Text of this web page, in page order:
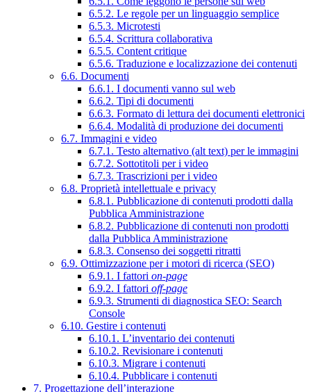
6.5.2. Le regole per un linguaggio semplice
6.5.3. Microtesti
6.5.4. Scrittura collaborativa
6.5.5. Content critique
6.5.6. Traduzione e localizzazione dei contenuti
6.6. Documenti
6.6.1. I documenti vanno sul web
6.6.2. Tipi di documenti
6.6.3. Formato di lettura dei documenti elettronici
6.6.4. Modalità di produzione dei documenti
6.7. Immagini e video
6.7.1. Testo alternativo (alt text) per le immagini
6.7.2. Sottotitoli per i video
6.7.3. Trascrizioni per i video
6.8. Proprietà intellettuale e privacy
6.8.1. Pubblicazione di contenuti prodotti dalla
Pubblica Amministrazione
6.8.2. Pubblicazione di contenuti non prodotti
dalla Pubblica Amministrazione
6.8.3. Consenso dei soggetti ritratti
6.9. Ottimizzazione per i motori di ricerca (SEO)
6.9.1. I fattori on-page
6.9.2. I fattori off-page
6.9.3. Strumenti di diagnostica SEO: Search
Console
6.10. Gestire i contenuti
6.10.1. L’inventario dei contenuti
6.10.2. Revisionare i contenuti
6.10.3. Migrare i contenuti
6.10.4. Pubblicare i contenuti
7. Progettazione dell’interazione